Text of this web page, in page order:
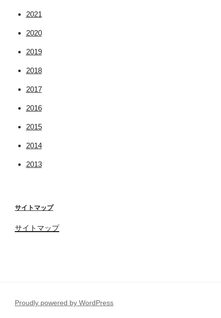
2021
2020
2019
2018
2017
2016
2015
2014
2013
サイトマップ
サイトマップ
Proudly powered by WordPress